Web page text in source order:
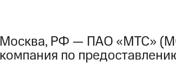
Москва, РФ — ПАО «МТС»
компания по